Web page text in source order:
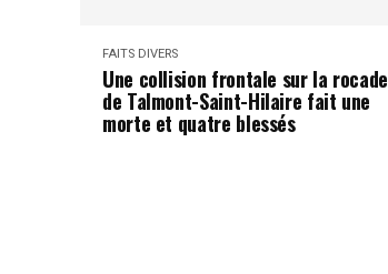
FAITS DIVERS
Une collision frontale sur la rocade
de Talmont-Saint-Hilaire fait une
morte et quatre blessés